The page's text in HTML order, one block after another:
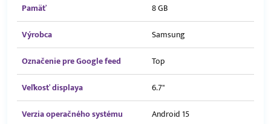
Pamäť
8 GB
Výrobca
Samsung
Označenie pre Google feed
Top
Veľkosť displaya
6.7"
Verzia operačného systému
Android 15